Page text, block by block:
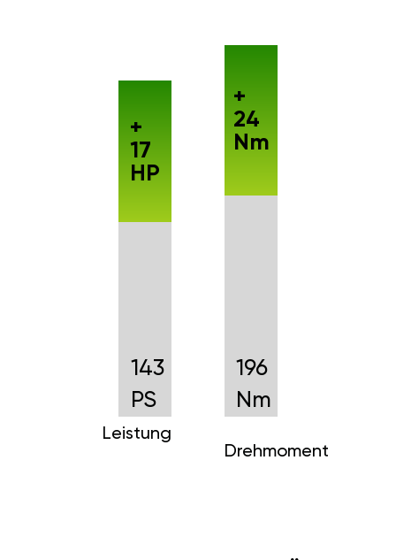
143
PS
Leistung
+
17
HP
196
Nm
Drehmoment
+
24
Nm